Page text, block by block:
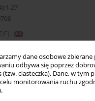
dane osobowe
odbywa się poprzez
(tzw. ciasteczka). Dane, w tym
monitorowania ruchu
27